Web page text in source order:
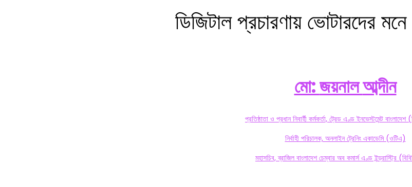
ডিজিটাল প্রচারণায় ভোটারদের
মো:জয়নালআব্দীন
প্রতিষ্ঠাতা ও প্রধান নিবার্হী কর্মকর্তা, ট্রেড এণ্ড ইনভেস্টমেন্ট
নির্বাহী পরিচালক, অনলাইন ট্রেনিং একাডেমি (ওটিএ)
মহাসচিব, ব্রাজিল বাংলাদেশ চেম্বার অব কমার্স এণ্ড ইন্ড্রাস্ট্রি